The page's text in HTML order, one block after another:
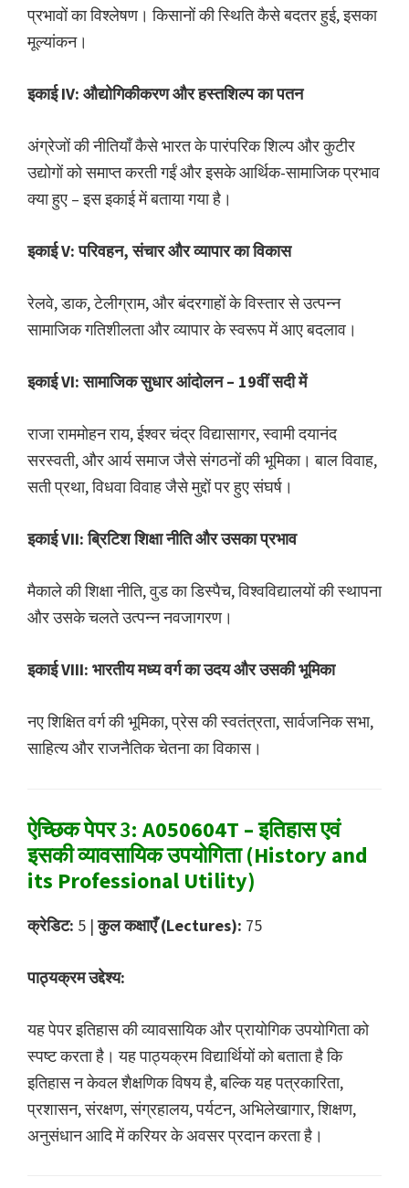
प्रभावों का विश्लेषण। किसानों की स्थिति कैसे बदतर हुई, इसका
मूल्यांकन।
इकाई IV: औद्योगिकीकरण और हस्तशिल्प का पतन
अंग्रेजों की नीतियाँ कैसे भारत के पारंपरिक शिल्प और कुटीर
उद्योगों को समाप्त करती गईं और इसके आर्थिक-सामाजिक प्रभाव
क्या हुए – इस इकाई में बताया गया है।
इकाई V: परिवहन, संचार और व्यापार का विकास
रेलवे, डाक, टेलीग्राम, और बंदरगाहों के विस्तार से उत्पन्न
सामाजिक गतिशीलता और व्यापार के स्वरूप में आए बदलाव।
इकाई VI: सामाजिक सुधार आंदोलन – 19वीं सदी में
राजा राममोहन राय, ईश्वर चंद्र विद्यासागर, स्वामी दयानंद
सरस्वती, और आर्य समाज जैसे संगठनों की भूमिका। बाल विवाह,
सती प्रथा, विधवा विवाह जैसे मुद्दों पर हुए संघर्ष।
इकाई VII: ब्रिटिश शिक्षा नीति और उसका प्रभाव
मैकाले की शिक्षा नीति, वुड का डिस्पैच, विश्वविद्यालयों की स्थापना
और उसके चलते उत्पन्न नवजागरण।
इकाई VIII: भारतीय मध्य वर्ग का उदय और उसकी भूमिका
नए शिक्षित वर्ग की भूमिका, प्रेस की स्वतंत्रता, सार्वजनिक सभा,
साहित्य और राजनैतिक चेतना का विकास।
ऐच्छिक पेपर 3: A050604T – इतिहास एवं
इसकी व्यावसायिक उपयोगिता (History and
its Professional Utility)
क्रेडिट: 5 |कुल कक्षाएँ (Lectures): 75
पाठ्यक्रम उद्देश्य:
यह पेपर इतिहास की व्यावसायिक और प्रायोगिक उपयोगिता को
स्पष्ट करता है। यह पाठ्यक्रम विद्यार्थियों को बताता है कि
इतिहास न केवल शैक्षणिक विषय है, बल्कि यह पत्रकारिता,
प्रशासन, संरक्षण, संग्रहालय, पर्यटन, अभिलेखागार, शिक्षण,
अनुसंधान आदि में करियर के अवसर प्रदान करता है।